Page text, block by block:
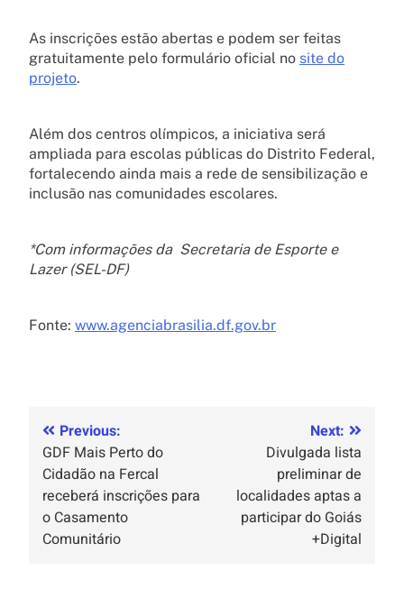
As inscrições estão abertas e podem ser feitas
gratuitamente pelo formulário oficial no site do
projeto.
Além dos centros olímpicos, a iniciativa será
ampliada para escolas públicas do Distrito Federal,
fortalecendo ainda mais a rede de sensibilização e
inclusão nas comunidades escolares.
*Com informações da Secretaria de Esporte e
Lazer (SEL-DF)
Fonte: www.agenciabrasilia.df.gov.br
Previous:
GDF Mais Perto do
Cidadão na Fercal
receberá inscrições para
o Casamento
Comunitário
Next:
Divulgada lista
preliminar de
localidades aptas a
participar do Goiás
+Digital